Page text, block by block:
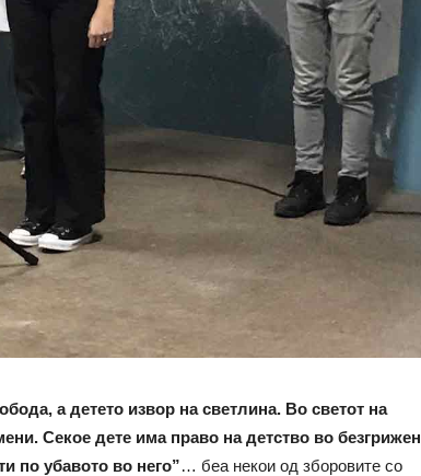
а детето извор на светлина. Во светот на
Секое дете има право на детство во безгрижен
по убавото во него”… беа некои од зборовите со